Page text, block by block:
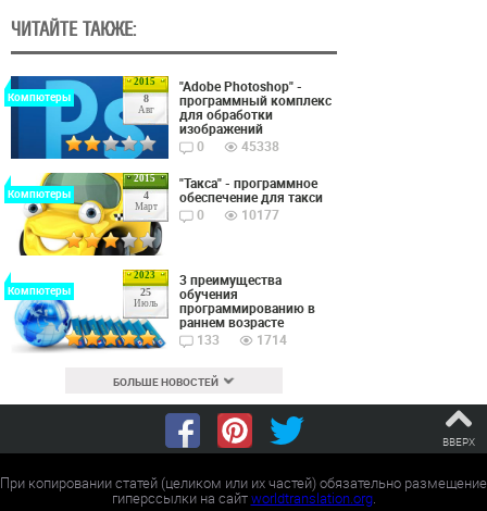
ЧИТАЙТЕ ТАКЖЕ:
2015
8
Авг
Компютеры
"Adobe Photoshop" -
программный комплекс
для обработки
изображений
0
45338
2015
4
Март
Компютеры
"Такса" - программное
обеспечение для такси
0
10177
2023
25
Июль
Компютеры
3 преимущества
обучения
программированию в
раннем возрасте
133
1714
БОЛЬШЕ НОВОСТЕЙ
ВВЕРХ
При копировании статей (целиком или их частей) обязательно размещение
гиперссылки на сайтworldtranslation.org.